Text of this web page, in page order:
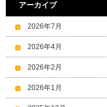
アーカイブ
2026年7月
2026年4月
2026年2月
2026年1月